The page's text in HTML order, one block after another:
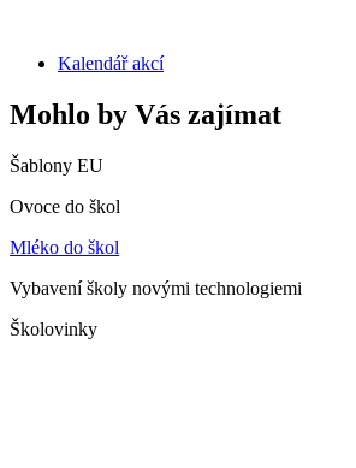
Kalendář akcí
Mohlo by Vás zajímat
Šablony EU
Ovoce do škol
Mléko do škol
Vybavení školy novými technologiemi
Školovinky